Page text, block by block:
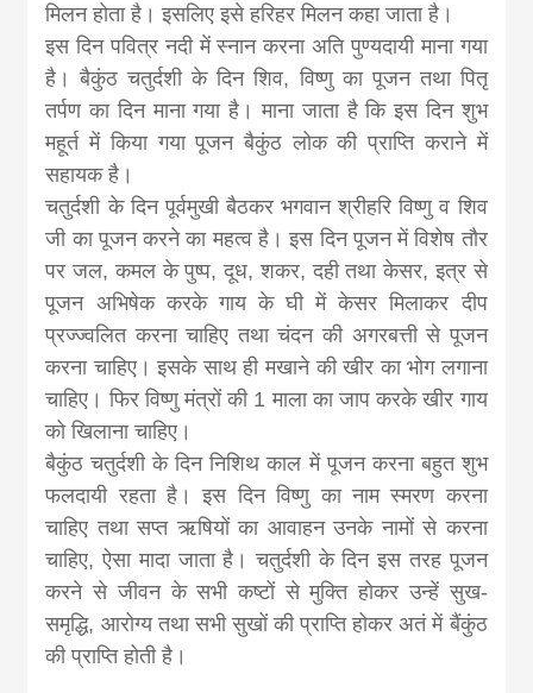
मिलन होता है। इसलिए इसे हरिहर मिलन कहा जाता है।
इस दिन पवित्र नदी में स्नान करना अति पुण्यदायी माना गया
है। बैकुंठ चतुर्दशी के दिन शिव, विष्णु का पूजन तथा पितृ
तर्पण का दिन माना गया है। माना जाता है कि इस दिन शुभ
महूर्त में किया गया पूजन बैकुंठ लोक की प्राप्ति कराने में
सहायक है।
चतुर्दशी के दिन पूर्वमुखी बैठकर भगवान श्रीहरि विष्णु व शिव
जी का पूजन करने का महत्व है। इस दिन पूजन में विशेष तौर
पर जल, कमल के पुष्‍प, दूध, शकर, दही तथा केसर, इत्र से
पूजन अभिषेक करके गाय के घी में केसर मिलाकर दीप
प्रज्ज्वलित करना चाहिए तथा चंदन की अगरबत्ती से पूजन
करना चाहिए। इसके साथ ही मखाने की खीर का भोग लगाना
चाहिए। फिर विष्णु मंत्रों की 1 माला का जाप करके खीर गाय
को खिलाना चाहिए।
बैकुंठ चतुर्दशी के दिन निशिथ काल में पूजन करना बहुत शुभ
फलदायी रहता है। इस दिन विष्णु का नाम स्मरण करना
चाहिए तथा सप्त ऋषियों का आवाहन उनके नामों से करना
चाहिए, ऐसा मादा जाता है। चतुर्दशी के दिन इस तरह पूजन
करने से जीवन के सभी कष्‍टों से मुक्ति होकर उन्हें सुख-
समृद्धि, आरोग्य तथा सभी सुखों की प्राप्ति होकर अतं में बैंकुंठ
की प्राप्ति होती है।